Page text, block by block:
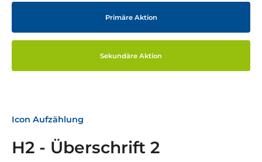
Primäre Aktion
Sekundäre Aktion
Icon Aufzählung
H2 - Überschrift 2